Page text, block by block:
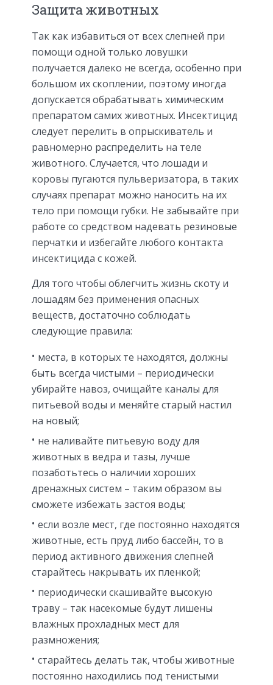
Защита животных
Так как избавиться от всех слепней при
помощи одной только ловушки
получается далеко не всегда, особенно при
большом их скоплении, поэтому иногда
допускается обрабатывать химическим
препаратом самих животных. Инсектицид
следует перелить в опрыскиватель и
равномерно распределить на теле
животного. Случается, что лошади и
коровы пугаются пульверизатора, в таких
случаях препарат можно наносить на их
тело при помощи губки. Не забывайте при
работе со средством надевать резиновые
перчатки и избегайте любого контакта
инсектицида с кожей.
Для того чтобы облегчить жизнь скоту и
лошадям без применения опасных
веществ, достаточно соблюдать
следующие правила:
места, в которых те находятся, должны
быть всегда чистыми – периодически
убирайте навоз, очищайте каналы для
питьевой воды и меняйте старый настил
на новый;
не наливайте питьевую воду для
животных в ведра и тазы, лучше
позаботьтесь о наличии хороших
дренажных систем – таким образом вы
сможете избежать застоя воды;
если возле мест, где постоянно находятся
животные, есть пруд либо бассейн, то в
период активного движения слепней
старайтесь накрывать их пленкой;
периодически скашивайте высокую
траву – так насекомые будут лишены
влажных прохладных мест для
размножения;
старайтесь делать так, чтобы животные
постоянно находились под тенистыми